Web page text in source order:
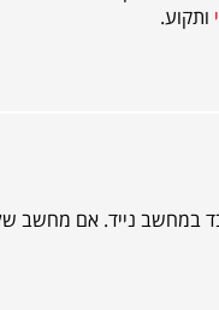
ותקוע.
במחשב נייד. אם מחשב